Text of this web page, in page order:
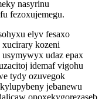
nasyrinu
fezoxujemegu.
elyv fesaxo
kozeni
udaz epax
idemaf vigohu
tydy ozuvegok
jebanewu
onoxekygorezaseb